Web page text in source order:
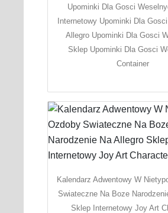
Upominki Dla Gosci
Internetowy Upominki Dla
Allegro Upominki Dla Gosci
Sklep Upominki Dla Gosci
Container
Kalendarz Adwentowy W
Swiateczne Na Boze
Sklep Internetowy Joy Art